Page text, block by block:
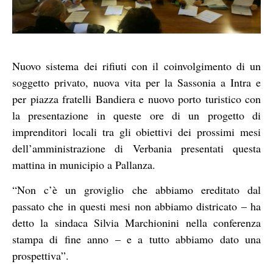
Nuovo sistema dei rifiuti con il coinvolgimento di un
soggetto privato, nuova vita per la Sassonia a Intra e
per piazza fratelli Bandiera e nuovo porto turistico con
la presentazione in queste ore di un progetto di
imprenditori locali tra gli obiettivi dei prossimi mesi
dell’amministrazione di Verbania presentati questa
mattina in municipio a Pallanza.
“Non c’è un groviglio che abbiamo ereditato dal
passato che in questi mesi non abbiamo districato – ha
detto la sindaca Silvia Marchionini nella conferenza
stampa di fine anno – e a tutto abbiamo dato una
prospettiva”.